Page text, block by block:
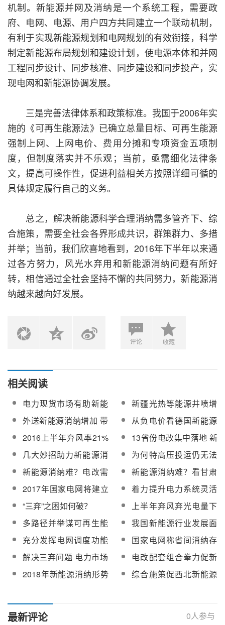
机制。新能源并网及消纳是一个系统工程，需要政
府、电网、电源、用户四方共同建立一个联动机制，
有利于实现新能源规划和电网规划的有效衔接，科学
制定新能源布局规划和建设计划，使电源本体和并网
工程同步设计、同步核准、同步建设和同步投产，实
现电网和新能源协调发展。
三是完善法律体系和政策标准。我国于2006年实
施的《可再生能源法》已确立总量目标、可再生能源
强制上网、上网电价、费用分摊和专项资金五项制
度，但制度落实并不乐观；当前，亟需细化法律条
文，提高可操作性，促进利益相关方按照详细可循的
具体规定履行自己的义务。
总之，解决新能源科学合理消纳需多管齐下、综
合施策，需要全社会各界形成共识，群策群力、多措
并举；当前，我们欣喜地看到，2016年下半年以来通
过各方努力，风光水弃用和新能源消纳问题有所好
转，相信通过全社会坚持不懈的共同努力，新能源消
纳越来越向好发展。
评论 收藏
相关阅读
电力现货市场有助新能
源消纳
新疆光热等能源井喷增
长 多方解决新能源消
纳
外送新能源消纳增加 带
来的难题该如何解决？
从负电价看德国新能源
消纳的借鉴意义
2016上半年弃风率21%
弃光率12.1% 新能源消
纳难题待解
13省份电改集中落地 新
能源消纳仍待破局
几大妙招助力新能源消
纳
为何特高压投运仍无法
解决新疆新能源消纳难
题？
新能源消纳难？电改需
引入清洁电力机制
新能源消纳难？看甘肃
电力交易如何破解难题
2017年国家电网将建立
新能源消纳配额制
着力提升电力系统灵活
性 破解新能源消纳困局
“三弃”之困如何破？
上半年弃风弃光电量下
降 新能源消纳仍需多措
施配套
多路径并举谋可再生能
源消纳
我国新能源行业发展面
临困境 各种问题亟待解
决
充分发挥电网调度功能
实现新能源优先消纳
国家电网称省间消纳存
四大壁垒 解决弃电还需
顶层设计
解决三弃问题 电力市场
交易被寄厚望
电改配套组合拳力促新
能源消纳
2018年新能源消纳形势
综合施策促西北新能源
最新评论 0人参与